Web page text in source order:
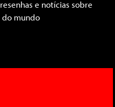
e notícias sobre
do mundo